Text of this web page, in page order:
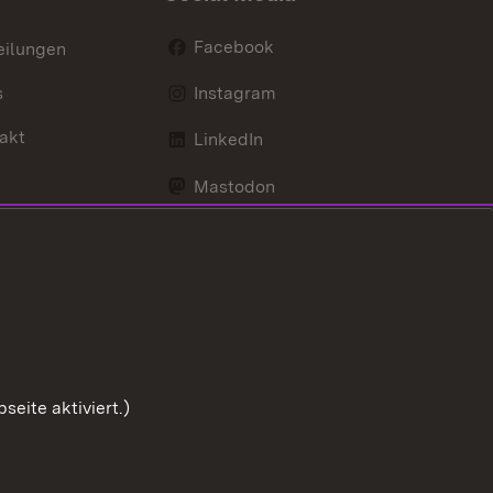
Facebook
Instagram
LinkedIn
Mastodon
aktiviert.)